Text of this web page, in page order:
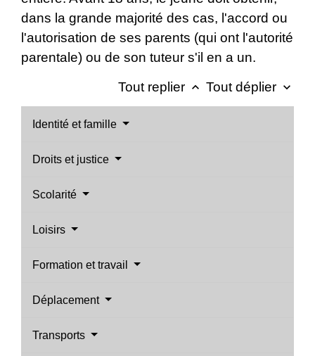
dans la grande majorité des cas, l'accord ou
l'autorisation de ses parents (qui ont l'autorité
parentale) ou de son tuteur s'il en a un.
Tout replier keyboard_arrow_up Tout déplier keyboard_arrow_down
Identité et famille
Droits et justice
Scolarité
Loisirs
Formation et travail
Déplacement
Transports